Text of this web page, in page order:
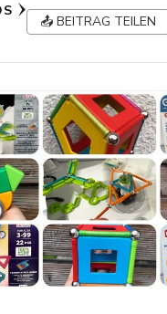
📤 BEITRAG TEILEN